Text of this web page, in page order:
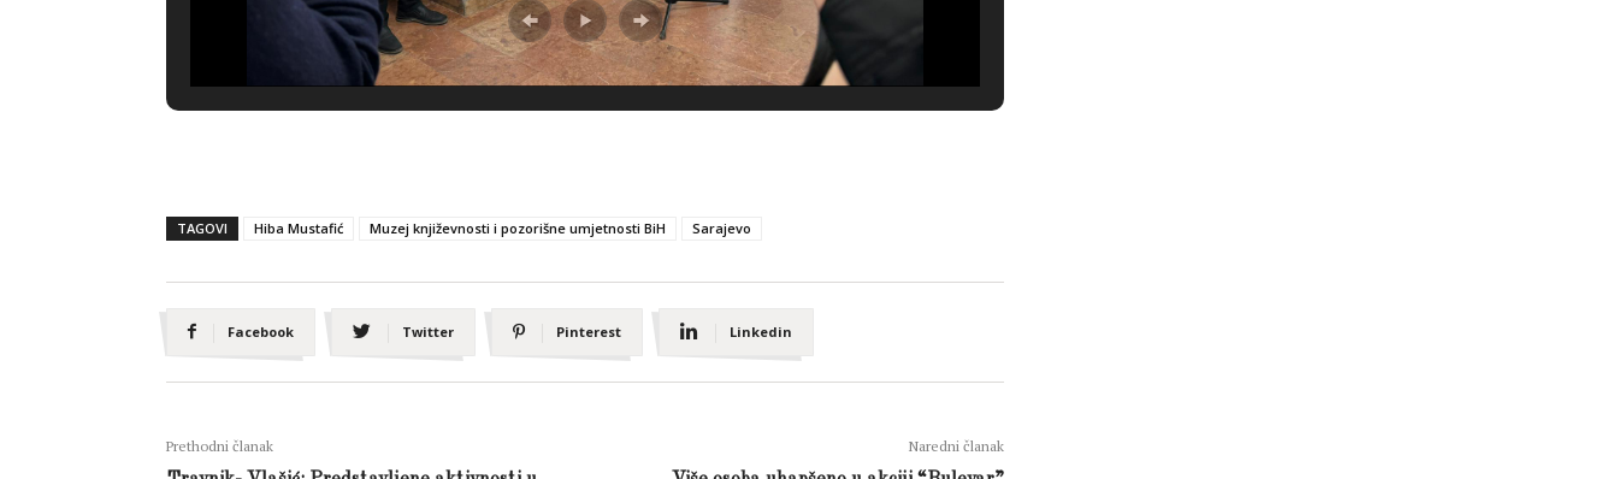
TAGOVI Hiba Mustafić Muzej književnosti i pozorišne umjetnosti BiH Sarajevo
Facebook Twitter Pinterest Linkedin
Prethodni članak Naredni članak